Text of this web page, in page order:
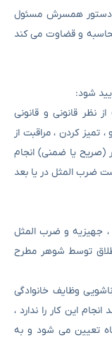
دستور همسرش مسئول
و قضاوت می کند
شود:
شوهر ؛ ۲. مواردی که از نظر قانونی و قانونی
تمیز کردن ، مراقبت از
شوهر (صریح یا ضمنی) انجام
(رایگان) ندارد. ۵. درخواست ضرب المثل در یا بعد
، جهیزیه و ضرب المثل
طلاق توسط شوهر مطرح
وظایف خانوادگی
این کار را ندارد ،
تعیین می شود و به